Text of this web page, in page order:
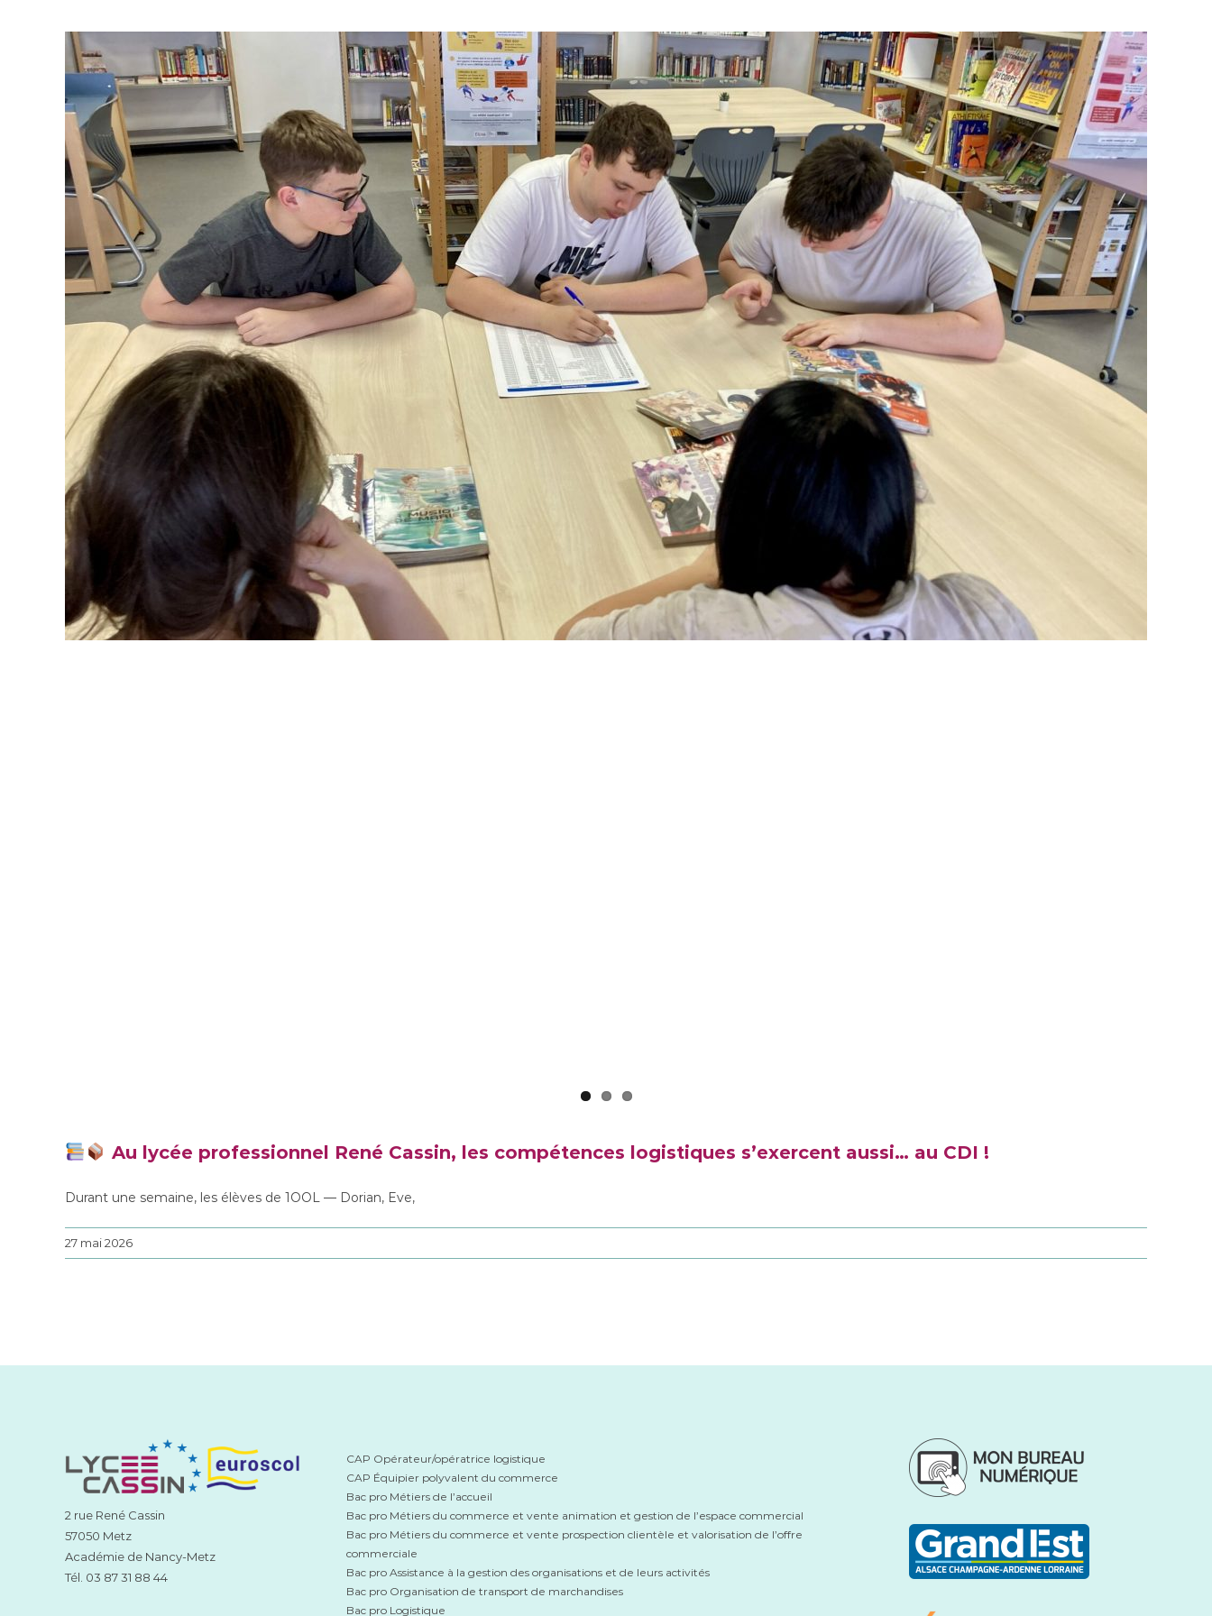
Au lycée professionnel René Cassin, les compétences logistiques s’exercent aussi… au CDI !
Durant une semaine, les élèves de 1OOL — Dorian, Eve,
27 mai 2026
2 rue René Cassin
57050 Metz
Académie de Nancy-Metz
Tél. 03 87 31 88 44
CAP Opérateur/opératrice logistique
CAP Équipier polyvalent du commerce
Bac pro Métiers de l’accueil
Bac pro Métiers du commerce et vente animation et gestion de l’espace commercial
Bac pro Métiers du commerce et vente prospection clientèle et valorisation de l’offre
commerciale
Bac pro Assistance à la gestion des organisations et de leurs activités
Bac pro Organisation de transport de marchandises
Bac pro Logistique